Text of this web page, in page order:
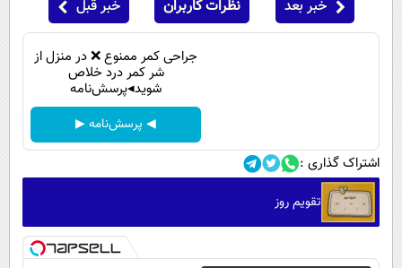
خبر بعد نظرات کاربران خبر قبل
جراحی کمر ممنوع ❌ در منزل از
شر کمر درد خلاص
شوید◂پرسش‌نامه
◀ پرسش‌نامه ▶
اشتراک گذاری :
تقویم روز